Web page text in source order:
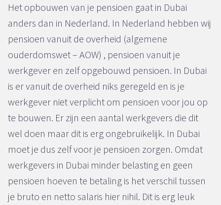
Het opbouwen van je pensioen gaat in Dubai
anders dan in Nederland. In Nederland hebben wij
pensioen vanuit de overheid (algemene
ouderdomswet – AOW) , pensioen vanuit je
werkgever en zelf opgebouwd pensioen. In Dubai
is er vanuit de overheid niks geregeld en is je
werkgever niet verplicht om pensioen voor jou op
te bouwen. Er zijn een aantal werkgevers die dit
wel doen maar dit is erg ongebruikelijk. In Dubai
moet je dus zelf voor je pensioen zorgen. Omdat
werkgevers in Dubai minder belasting en geen
pensioen hoeven te betaling is het verschil tussen
je bruto en netto salaris hier nihil. Dit is erg leuk